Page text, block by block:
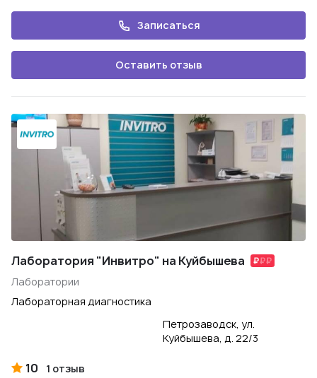
Записаться
Оставить отзыв
Лаборатория "Инвитро" на Куйбышева
Лаборатории
Лабораторная диагностика
Петрозаводск, ул.
Куйбышева, д. 22/3
10 1 отзыв